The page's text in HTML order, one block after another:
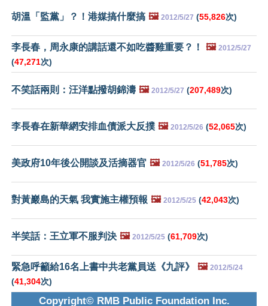
胡溫「監黨」？！港媒搞什麼搞 🖼️ 2012/5/27 (55,826次)
李長春，周永康的講話還不如吃醬雞重要？！ 🖼️ 2012/5/27
(47,271次)
不笑話兩則：汪洋點撥胡錦濤 🖼️ 2012/5/27 (207,489次)
李長春在新華網安排血債派大反撲 🖼️ 2012/5/26 (52,065次)
美政府10年後公開談及活摘器官 🖼️ 2012/5/26 (51,785次)
對黃巖島的天氣 我實施主權預報 🖼️ 2012/5/25 (42,043次)
半笑話：王立軍不服判決 🖼️ 2012/5/25 (61,709次)
緊急呼籲給16名上書中共老黨員送《九評》 🖼️ 2012/5/24
(41,304次)
Copyright© RMB Public Foundation Inc.